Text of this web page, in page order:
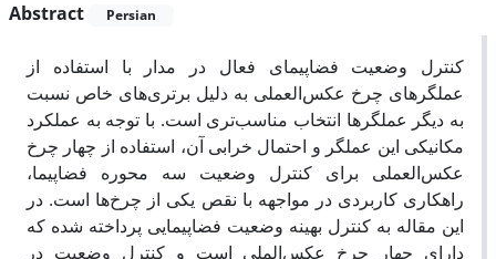
Abstract
Persian
کنترل وضعیت فضاپیمای فعال در مدار با استفاده از
عملگرهای چرخ عکس‌العملی به دلیل برتری‌های خاص نسبت
به دیگر عملگرها انتخاب مناسب‌تری است. با توجه به عملکرد
مکانیکی این عملگر و احتمال خرابی آن، استفاده از چهار چرخ
عکس‌العملی برای کنترل وضعیت سه محوره فضاپیما،
راهکاری کاربردی در مواجهه با نقص یکی از چرخ‌ها است. در
این مقاله به کنترل بهینه وضعیت فضاپیمایی پرداخته شده که
دارای چهار چرخ عکس‌الملی است و کنترل وضعیت در